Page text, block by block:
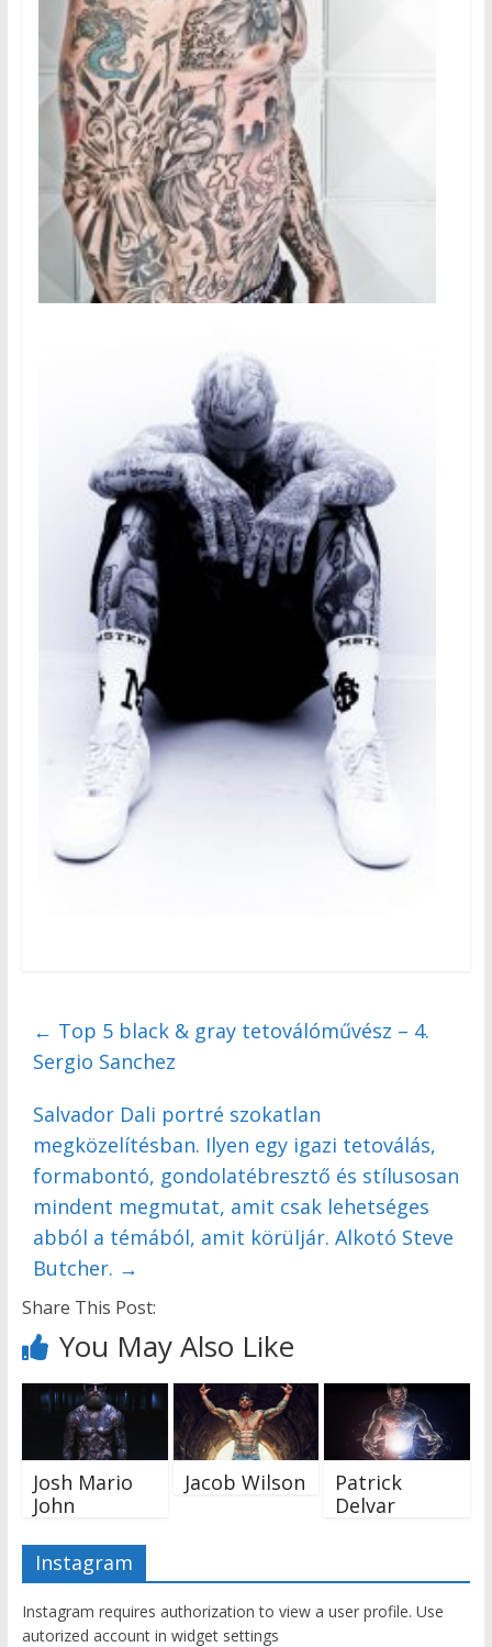
← Top 5 black & gray tetoválóművész – 4.
Sergio Sanchez
Salvador Dali portré szokatlan
megközelítésban. Ilyen egy igazi tetoválás,
formabontó, gondolatébresztő és stílusosan
mindent megmutat, amit csak lehetséges
abból a témából, amit körüljár. Alkotó Steve
Butcher. →
Share This Post:
You May Also Like
Josh Mario
John
Jacob Wilson
Patrick
Delvar
Instagram
Instagram requires authorization to view a user profile. Use
autorized account in widget settings